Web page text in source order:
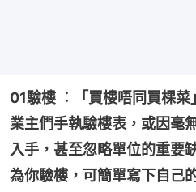
01驗樓 ︰「買樓唔同買棵菜
業主們手執驗樓表，或因毫
入手，甚至忽略單位的重要
為你驗樓，可簡單寫下自己